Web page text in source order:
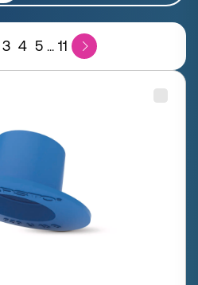
3 4 5 ... 11